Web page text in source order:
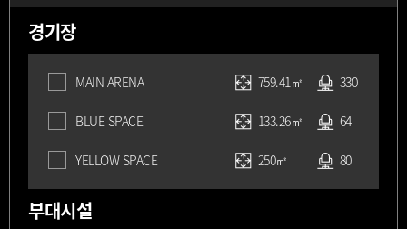
경기장
MAIN ARENA 759.41㎡ 330
BLUE SPACE 133.26㎡ 64
YELLOW SPACE 250㎡ 80
부대시설